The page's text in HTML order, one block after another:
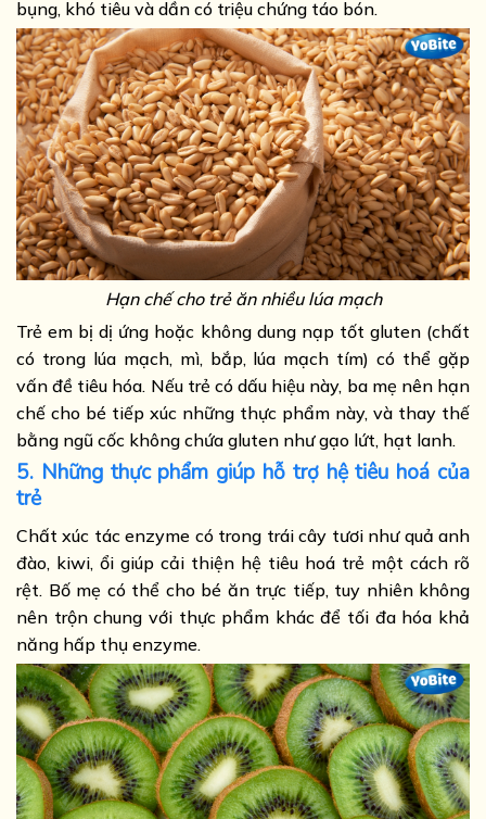
bụng, khó tiêu và dần có triệu chứng táo bón.
Hạn chế cho trẻ ăn nhiều lúa mạch
Trẻ em bị dị ứng hoặc không dung nạp tốt gluten (chất
có trong lúa mạch, mì, bắp, lúa mạch tím) có thể gặp
vấn đề tiêu hóa. Nếu trẻ có dấu hiệu này, ba mẹ nên hạn
chế cho bé tiếp xúc những thực phẩm này, và thay thế
bằng ngũ cốc không chứa gluten như gạo lứt, hạt lanh.
5. Những thực phẩm giúp hỗ trợ hệ tiêu hoá của
trẻ
Chất xúc tác enzyme có trong trái cây tươi như quả anh
đào, kiwi, ổi giúp cải thiện hệ tiêu hoá trẻ một cách rõ
rệt. Bố mẹ có thể cho bé ăn trực tiếp, tuy nhiên không
nên trộn chung với thực phẩm khác để tối đa hóa khả
năng hấp thụ enzyme.